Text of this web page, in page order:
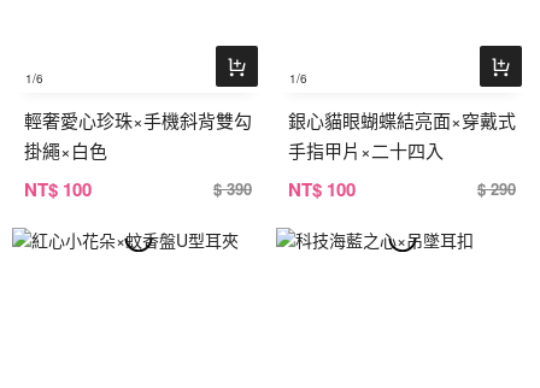
1/6
輕奢愛心珍珠×手機斜背雙勾
掛繩×白色
NT$ 100 $ 390
1/6
銀心貓眼蝴蝶結亮面×穿戴式
手指甲片×二十四入
NT$ 100 $ 290